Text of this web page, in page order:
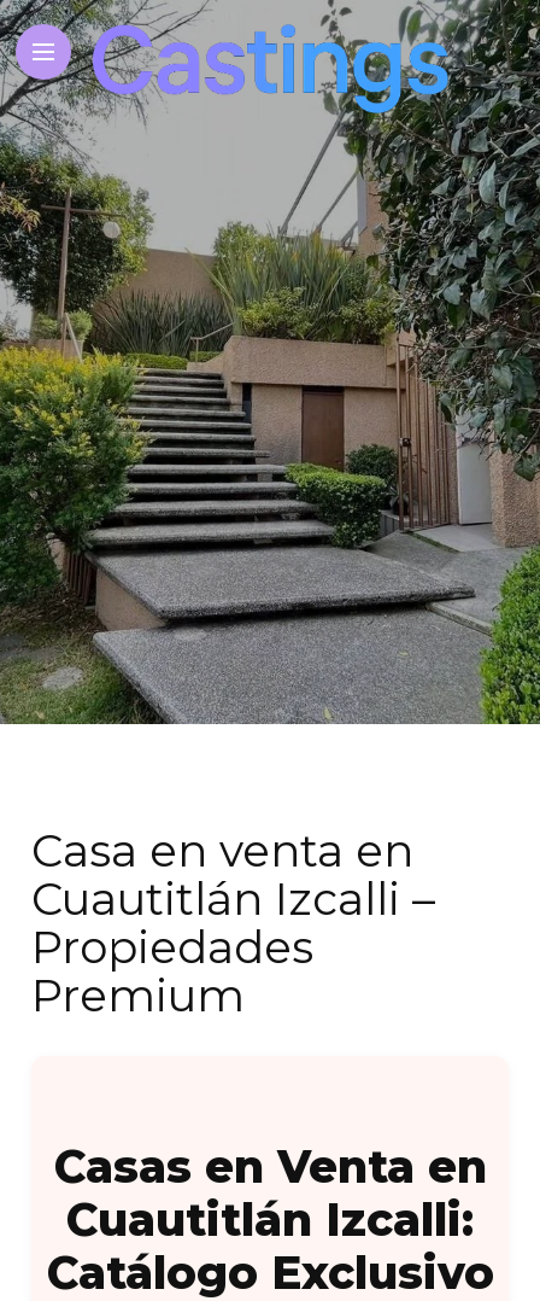
Casa en venta en
Cuautitlán Izcalli –
Propiedades
Premium
Casas en Venta en
Cuautitlán Izcalli:
Catálogo Exclusivo